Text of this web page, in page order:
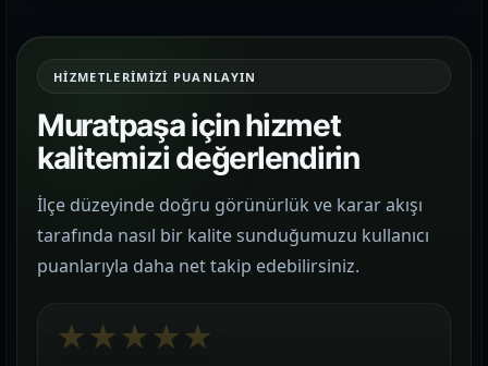
HIZMETLERIMIZI PUANLAYIN
Muratpaşa için hizmet
kalitemizi değerlendirin
İlçe düzeyinde doğru görünürlük ve karar akışı
tarafında nasıl bir kalite sunduğumuzu kullanıcı
puanlarıyla daha net takip edebilirsiniz.
★★★★★